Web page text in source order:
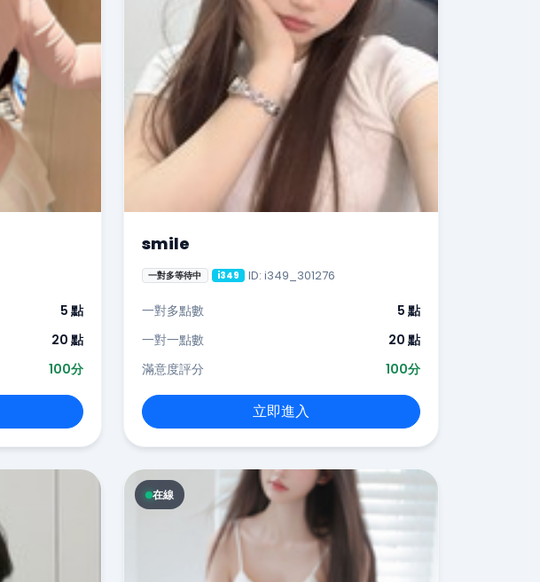
5 點
20 點
100分
smile
一對多等待中 i349 ID: i349_301276
一對多點數
5 點
一對一點數
20 點
滿意度評分
100分
立即進入
在線